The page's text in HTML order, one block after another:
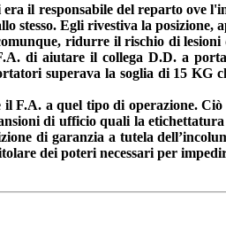
il responsabile del reparto ove
stesso. Egli rivestiva la posizione,
ridurre il rischio di
di aiutare il collega D.D. a
superava la soglia di 15 KG
F.A. a quel tipo di operazione.
di ufficio quali la
di garanzia a tutela
dei poteri necessari per